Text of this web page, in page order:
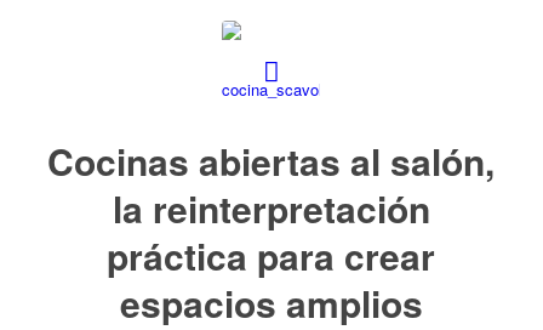
Cocinas abiertas al salón,
la reinterpretación
práctica para crear
espacios amplios